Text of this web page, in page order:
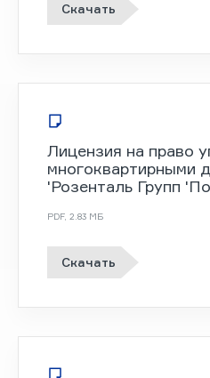
Скачать
Лицензия на право
многоквартирными
'Розенталь Групп
PDF, 2.83 MБ
Скачать